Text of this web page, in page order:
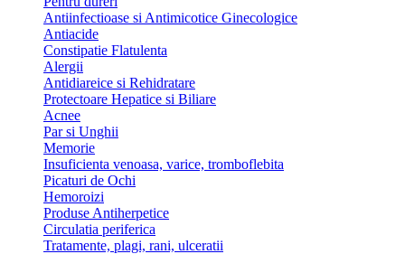
Antiinfectioase si Antimicotice Ginecologice
Antiacide
Constipatie Flatulenta
Alergii
Antidiareice si Rehidratare
Protectoare Hepatice si Biliare
Acnee
Par si Unghii
Memorie
Insuficienta venoasa, varice, tromboflebita
Picaturi de Ochi
Hemoroizi
Produse Antiherpetice
Circulatia periferica
Tratamente, plagi, rani, ulceratii